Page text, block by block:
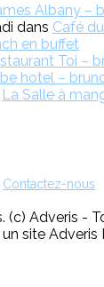
Albany –
dans Café
en buffet
Toi –
hotel –
La Salle à
Contactez-nous
(c) Adveris -
site Adveris